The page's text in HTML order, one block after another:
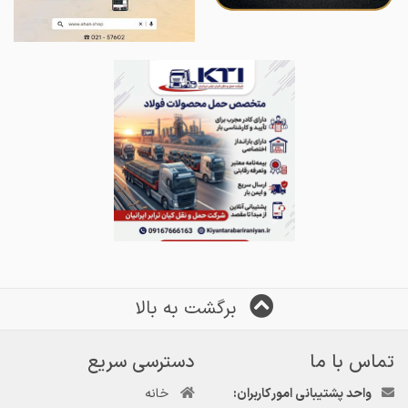
برگشت به بالا
تماس با ما
واحد پشتیبانی امور کاربران:
دسترسی سریع
خانه